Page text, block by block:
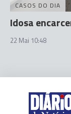
CASOS DO DIA
Idosa
22 Mai 10:48